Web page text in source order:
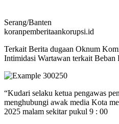
Serang/Banten
koranpemberitaankorupsi.id
Terkait Berita dugaan Oknum
Intimidasi Wartawan terkait Beban
“Kudari selaku ketua pengawas
menghubungi awak media Kota
2025 malam sekitar pukul 9 : 00